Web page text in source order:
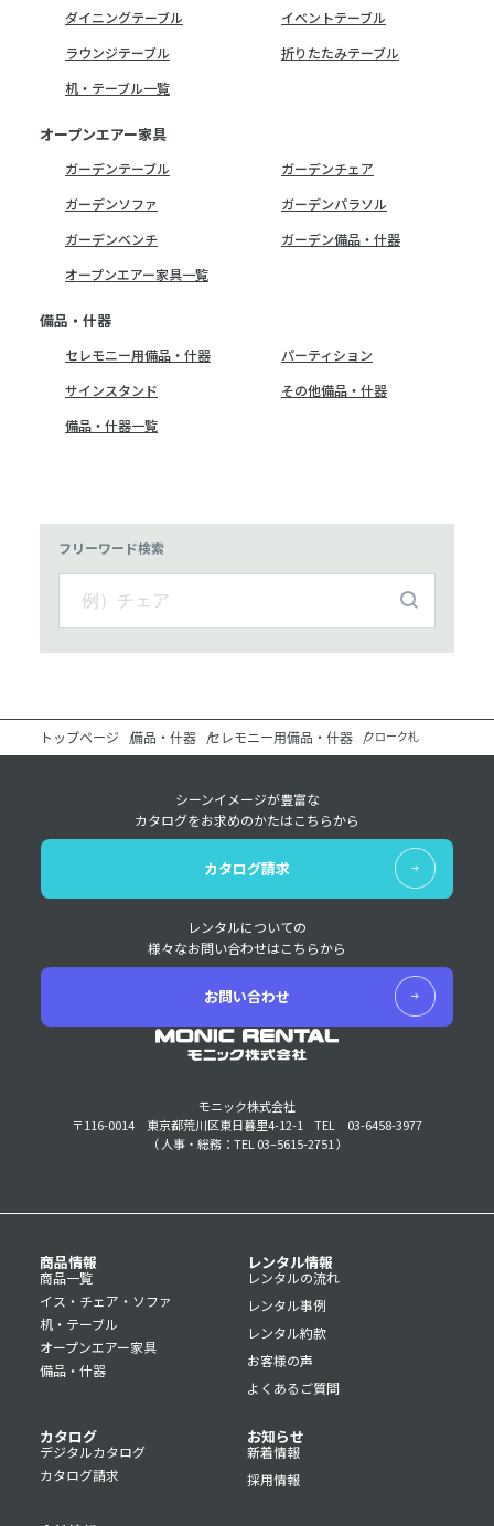
ダイニングテーブル
イベントテーブル
ラウンジテーブル
折りたたみテーブル
机・テーブル一覧
オープンエアー家具
ガーデンテーブル
ガーデンチェア
ガーデンソファ
ガーデンパラソル
ガーデンベンチ
ガーデン備品・什器
オープンエアー家具一覧
備品・什器
セレモニー用備品・什器
パーティション
サインスタンド
その他備品・什器
備品・什器一覧
フリーワード検索
トップページ 備品・什器 セレモニー用備品・什器 クローク札
モニック株式会社
〒116-0014 東京都荒川区東日暮里4-12-1
TEL 03-6458-3977
（ 人事・総務：TEL 03–5615-2751 ）
シーンイメージが豊富な
カタログをお求めのかたはこちらから
カタログ請求
レンタルについての
様々なお問い合わせはこちらから
お問い合わせ
商品情報
商品一覧
イス・チェア・ソファ
机・テーブル
オープンエアー家具
備品・什器
レンタル情報
レンタルの流れ
レンタル事例
レンタル約款
お客様の声
よくあるご質問
カタログ
デジタルカタログ
カタログ請求
お知らせ
新着情報
採用情報